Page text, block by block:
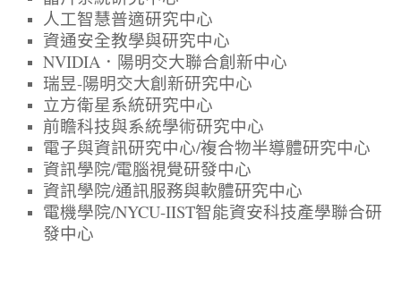
人工智慧普適研究中心
資通安全教學與研究中心
NVIDIA．陽明交大聯合創新中心
瑞昱-陽明交大創新研究中心
立方衛星系統研究中心
前瞻科技與系統學術研究中心
電子與資訊研究中心/複合物半導體研究中心
資訊學院/電腦視覺研發中心
資訊學院/通訊服務與軟體研究中心
電機學院/NYCU-IIST智能資安科技產學聯合研
發中心